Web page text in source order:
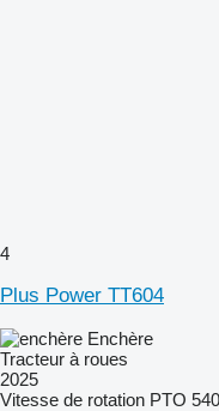
4
Plus Power TT604
Enchère
Tracteur à roues
2025
Vitesse de rotation PTO